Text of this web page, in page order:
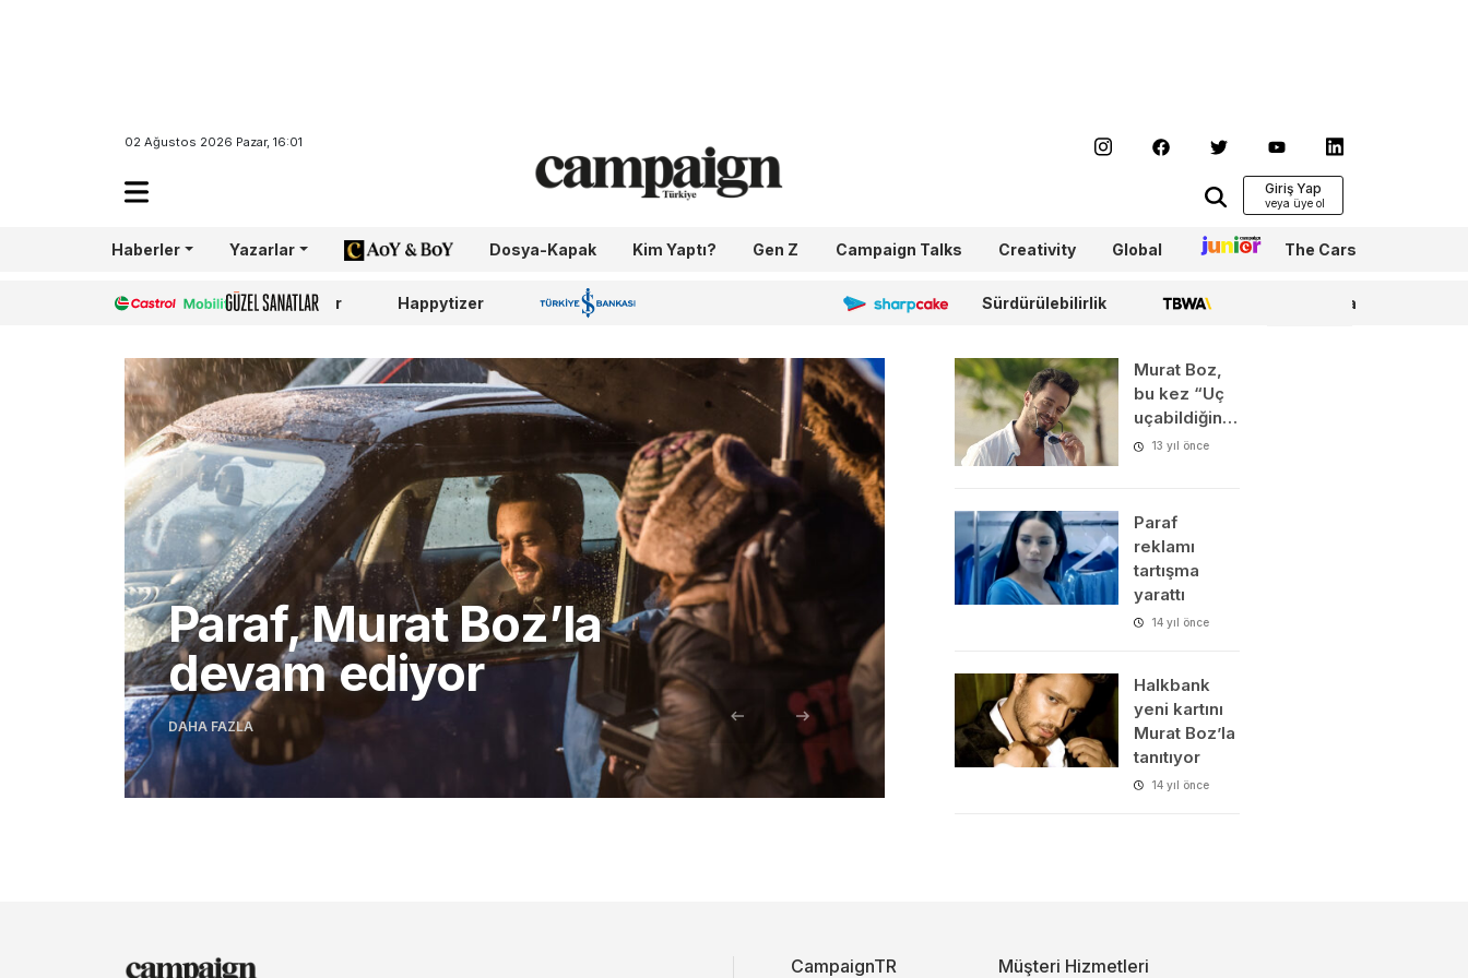
02 Ağustos 2026 Pazar, 16:01
Giriş Yap
Haberler Yazarlar AoY/BoY Dosya-Kapak Kim Yaptı? Gen Z Campaign Talks Creativity Global Junior The Cars
Castrol Güzel Sanatlar Happytizer İş Bankası 100.Yıl Sharpcake Sürdürülebilirlik TBWA WPP Media
Paraf, Murat Boz’la
devam ediyor
DAHA FAZLA
Murat Boz,
bu kez “Uç
uçabildiğin…
13 yıl önce
Paraf
reklamı
tartışma
yarattı
14 yıl önce
Halkbank
yeni kartını
Murat Boz’la
tanıtıyor
14 yıl önce
CampaignTR Müşteri Hizmetleri